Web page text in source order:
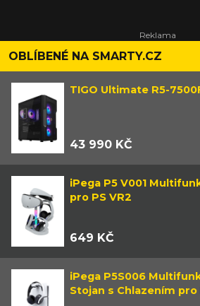
OBLÍBENÉ NA SMARTY.CZ
TIGO Ultimate R5-
43 990 KČ
iPega P5 V001
pro PS VR2
649 KČ
iPega P5S006
Stojan s Chlazením pro